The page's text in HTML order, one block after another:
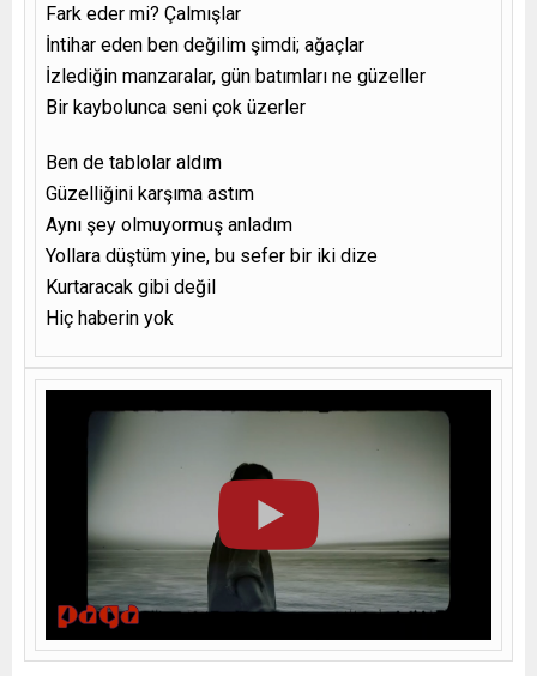
Fark eder mi? Çalmışlar
İntihar eden ben değilim şimdi; ağaçlar
İzlediğin manzaralar, gün batımları ne güzeller
Bir kaybolunca seni çok üzerler
Ben de tablolar aldım
Güzelliğini karşıma astım
Aynı şey olmuyormuş anladım
Yollara düştüm yine, bu sefer bir iki dize
Kurtaracak gibi değil
Hiç haberin yok